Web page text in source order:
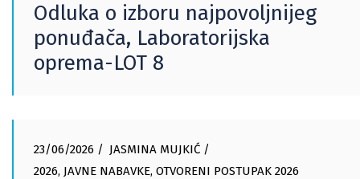
Odluka o izboru najpovoljnijeg
ponuđača, Laboratorijska
oprema-LOT 8
23/06/2026
JASMINA MUJKIĆ
2026, JAVNE NABAVKE, OTVORENI POSTUPAK 2026